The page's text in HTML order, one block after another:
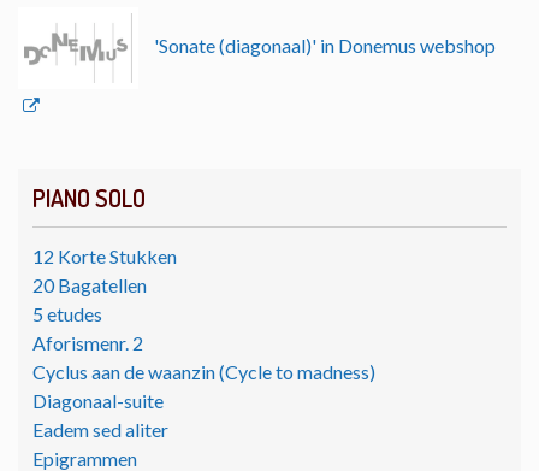
PIANO SOLO
12 Korte Stukken
20 Bagatellen
5 etudes
Aforismenr. 2
Cyclus aan de waanzin (Cycle to madness)
Diagonaal-suite
Eadem sed aliter
Epigrammen
'Sonate (diagonaal)' in Donemus webshop